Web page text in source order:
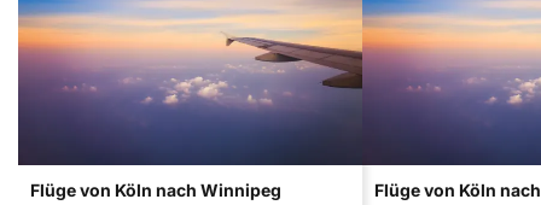
Flüge von Köln nach Winnipeg
Flüge von Köln